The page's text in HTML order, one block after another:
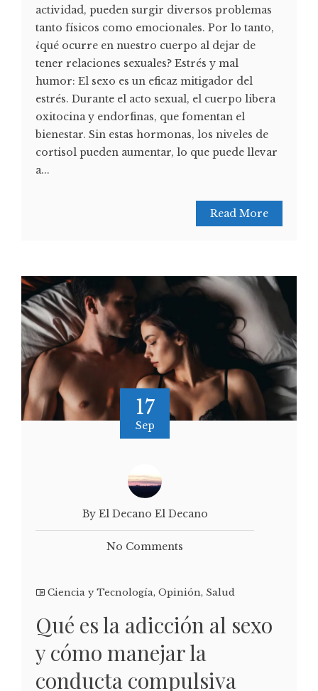
actividad, pueden surgir diversos problemas
tanto físicos como emocionales. Por lo tanto,
¿qué ocurre en nuestro cuerpo al dejar de
tener relaciones sexuales? Estrés y mal
humor: El sexo es un eficaz mitigador del
estrés. Durante el acto sexual, el cuerpo libera
oxitocina y endorfinas, que fomentan el
bienestar. Sin estas hormonas, los niveles de
cortisol pueden aumentar, lo que puede llevar
a...
Read More
17
Sep
By El Decano El Decano
No Comments
Ciencia y Tecnología, Opinión, Salud
Qué es la adicción al sexo
y cómo manejar la
conducta compulsiva